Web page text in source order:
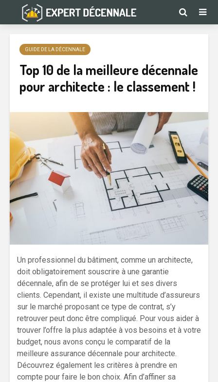
GUIDE DE LA DÉCENNALE
Top 10 de la meilleure décennale
pour architecte : le classement !
Un professionnel du bâtiment, comme un architecte,
doit obligatoirement souscrire à une garantie
décennale, afin de se protéger lui et ses divers
clients. Cependant, il existe une multitude d’assureurs
sur le marché proposant ce type de contrat, s’y
retrouver peut donc être compliqué. Pour vous aider à
trouver l’offre la plus adaptée à vos besoins et à votre
budget, nous avons conçu le comparatif de la
meilleure assurance décennale pour architecte.
Découvrez également les critères à prendre en
compte pour faire le bon choix. Afin d’affiner sa